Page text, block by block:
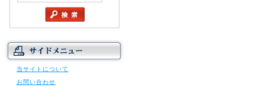
当サイトについて
お問い合わせ